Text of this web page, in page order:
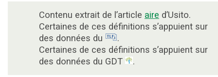
Contenu extrait de l’article aire d’Usito.
Certaines de ces définitions s’appuient sur
des données du
.
Certaines de ces définitions s’appuient sur
des données du GDT
.